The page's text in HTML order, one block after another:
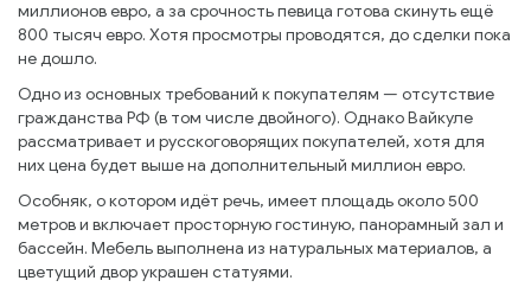
миллионов евро, а за срочность певица готова скинуть ещё
800 тысяч евро. Хотя просмотры проводятся, до сделки пока
не дошло.
Одно из основных требований к покупателям — отсутствие
гражданства РФ (в том числе двойного). Однако Вайкуле
рассматривает и русскоговорящих покупателей, хотя для
них цена будет выше на дополнительный миллион евро.
Особняк, о котором идёт речь, имеет площадь около 500
метров и включает просторную гостиную, панорамный зал и
бассейн. Мебель выполнена из натуральных материалов, а
цветущий двор украшен статуями.